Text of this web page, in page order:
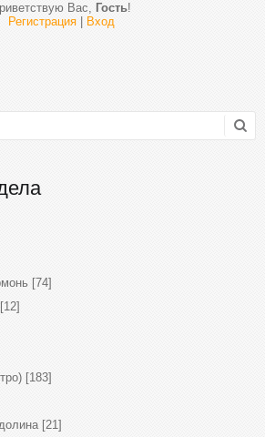
Вас, Гость!
Регистрация| Вход
[74]
[12]
[183]
[21]